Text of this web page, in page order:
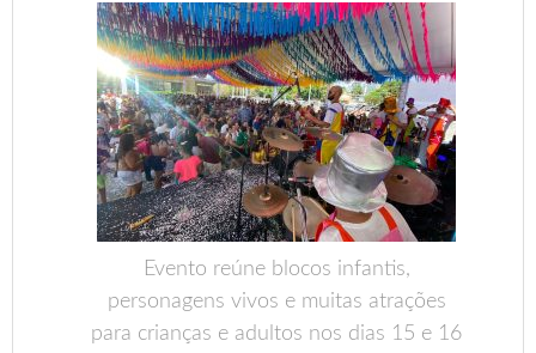
Evento reúne blocos infantis,
personagens vivos e muitas atrações
para crianças e adultos nos dias 15 e 16